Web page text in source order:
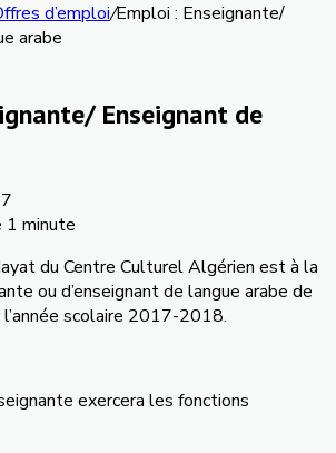
d’emploi/Emploi : Enseignante/
arabe
Enseignant de
1 minute
du Centre Culturel Algérien est à la
ou d’enseignant de langue arabe de
l’année scolaire 2017-2018.
exercera les fonctions